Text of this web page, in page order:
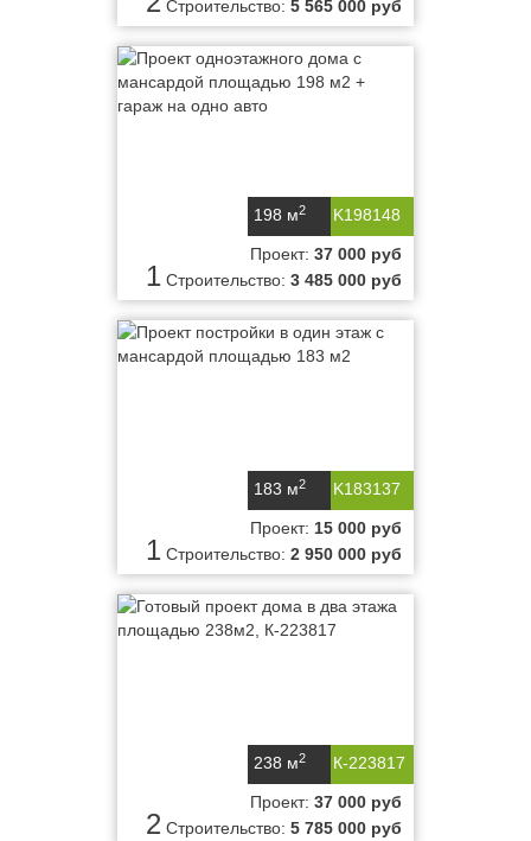
Строительство: 5 565 000 руб
K198148
198 м2
1
Проект: 37 000 руб
Строительство: 3 485 000 руб
K183137
183 м2
1
Проект: 15 000 руб
Строительство: 2 950 000 руб
К-223817
238 м2
2
Проект: 37 000 руб
Строительство: 5 785 000 руб